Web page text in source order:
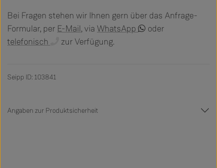
Bei Fragen stehen wir Ihnen gern über das Anfrage-
Formular, per E-Mail, via WhatsApp
oder
telefonisch
zur Verfügung.
Seipp ID: 103841
Angaben zur Produktsicherheit